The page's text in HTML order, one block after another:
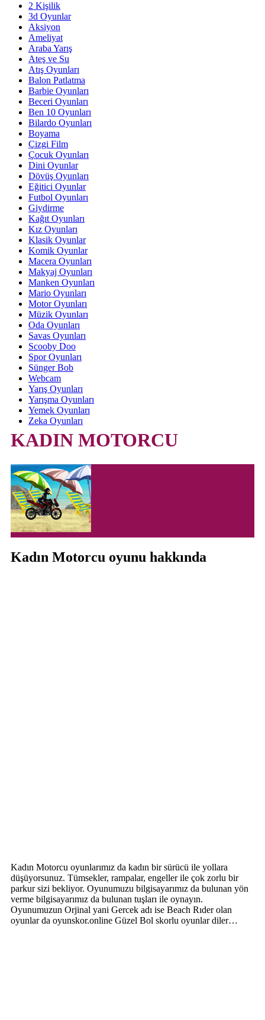
2 Kişilik
3d Oyunlar
Aksiyon
Ameliyat
Araba Yarış
Ateş ve Su
Atış Oyunları
Balon Patlatma
Barbie Oyunları
Beceri Oyunları
Ben 10 Oyunları
Bilardo Oyunları
Boyama
Çizgi Film
Çocuk Oyunları
Dini Oyunlar
Dövüş Oyunları
Eğitici Oyunlar
Futbol Oyunları
Giydirme
Kağıt Oyunları
Kız Oyunları
Klasik Oyunlar
Komik Oyunlar
Macera Oyunları
Makyaj Oyunları
Manken Oyunları
Mario Oyunları
Motor Oyunları
Müzik Oyunları
Oda Oyunları
Savas Oyunları
Scooby Doo
Spor Oyunları
Sünger Bob
Webcam
Yarış Oyunları
Yarışma Oyunları
Yemek Oyunları
Zeka Oyunları
KADIN MOTORCU
Kadın Motorcu oyunu hakkında
Kadın Motorcu oyunlarımız da kadın bir sürücü ile yollara
düşüyorsunuz. Tümsekler, rampalar, engeller ile çok zorlu bir
parkur sizi bekliyor. Oyunumuzu bilgisayarımız da bulunan yön
verme bilgisayarımız da bulunan tuşları ile oynayın.
Oyunumuzun Orjinal yani Gercek adı ise Beach Rıder olan
oyunlar da oyunskor.online Güzel Bol skorlu oyunlar diler…